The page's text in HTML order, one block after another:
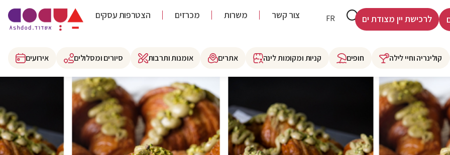
הצטרפות עסקים מכרזים משרות צור קשר FR
HE
לרכישת יין מצודת ים
אירועים סיורים ומסלולים אומנות ותרבות אתרים קניות ומקומות לינה חופים קולינריה וחיי לילה